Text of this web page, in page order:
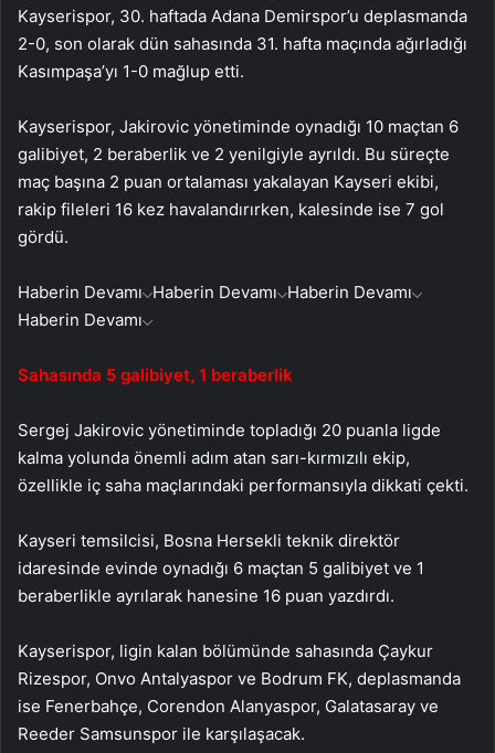
Kayserispor, 30. haftada Adana Demirspor’u deplasmanda
2-0, son olarak dün sahasında 31. hafta maçında ağırladığı
Kasımpaşa’yı 1-0 mağlup etti.
Kayserispor, Jakirovic yönetiminde oynadığı 10 maçtan 6
galibiyet, 2 beraberlik ve 2 yenilgiyle ayrıldı. Bu süreçte
maç başına 2 puan ortalaması yakalayan Kayseri ekibi,
rakip fileleri 16 kez havalandırırken, kalesinde ise 7 gol
gördü.
Haberin Devamı Haberin Devamı Haberin Devamı
Haberin Devamı
Sahasında 5 galibiyet, 1 beraberlik
Sergej Jakirovic yönetiminde topladığı 20 puanla ligde
kalma yolunda önemli adım atan sarı-kırmızılı ekip,
özellikle iç saha maçlarındaki performansıyla dikkati çekti.
Kayseri temsilcisi, Bosna Hersekli teknik direktör
idaresinde evinde oynadığı 6 maçtan 5 galibiyet ve 1
beraberlikle ayrılarak hanesine 16 puan yazdırdı.
Kayserispor, ligin kalan bölümünde sahasında Çaykur
Rizespor, Onvo Antalyaspor ve Bodrum FK, deplasmanda
ise Fenerbahçe, Corendon Alanyaspor, Galatasaray ve
Reeder Samsunspor ile karşılaşacak.